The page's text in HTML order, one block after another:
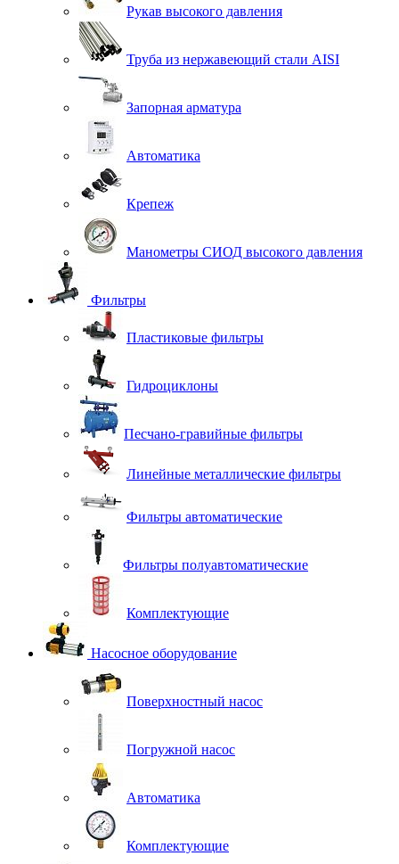
Рукав высокого давления
Труба из нержавеющий стали AISI
Запорная арматура
Автоматика
Крепеж
Манометры СИОД высокого давления
Фильтры
Пластиковые фильтры
Гидроциклоны
Песчано-гравийные фильтры
Линейные металлические фильтры
Фильтры автоматические
Фильтры полуавтоматические
Комплектующие
Насосное оборудование
Поверхностный насос
Погружной насос
Автоматика
Комплектующие